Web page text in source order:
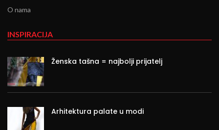
O nama
INSPIRACIJA
Ženska tašna = najbolji prijatelj
Arhitektura palate u modi